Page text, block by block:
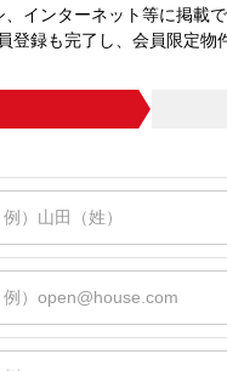
インターネット等に掲載
録も完了し、会員限定物